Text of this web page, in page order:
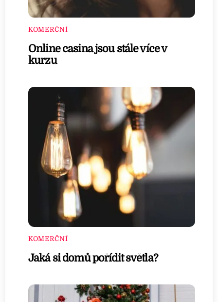
KOMERČNÍ
Online casina jsou stále více v
kurzu
KOMERČNÍ
Jaká si domů pořídit světla?